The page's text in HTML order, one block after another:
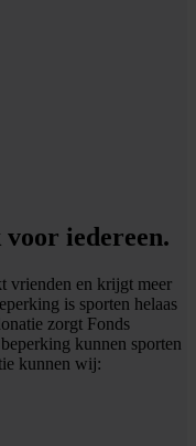
iedereen.
vrienden en krijgt meer
is sporten helaas
zorgt Fonds
kunnen sporten
kunnen wij: